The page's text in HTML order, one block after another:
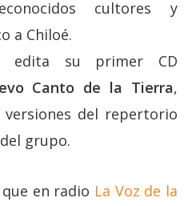
cultores y
a Chiloé.
edita su primer CD
Canto de la Tierra,
versiones del repertorio
grupo.
en radio La Voz de la